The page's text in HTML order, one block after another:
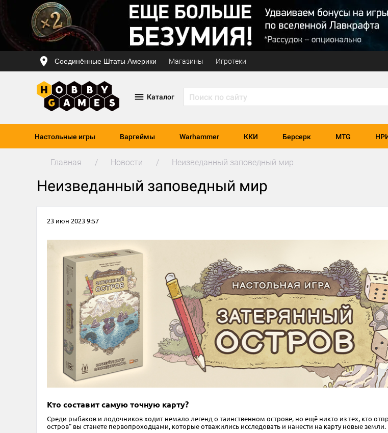
Соединённые Штаты Америки Магазины Игротеки
Каталог
Настольные игры Варгеймы Warhammer ККИ Берсерк MTG
Главная Новости Неизведанный заповедный мир
Неизведанный заповедный мир
23 июн 2023 9:57
Кто составит самую точную карту?
Среди рыбаков и лодочников ходит немало легенд о таинственном острове, но ещё никто из тех, кто
остров" вы станете первопроходцами, которые отважились исследовать и нанести на карту новые